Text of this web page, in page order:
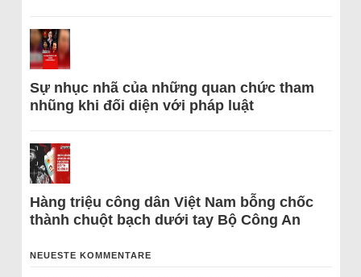
Sự nhục nhã của những quan chức tham
nhũng khi đối diện với pháp luật
Hàng triệu công dân Việt Nam bỗng chốc
thành chuột bạch dưới tay Bộ Công An
NEUESTE KOMMENTARE